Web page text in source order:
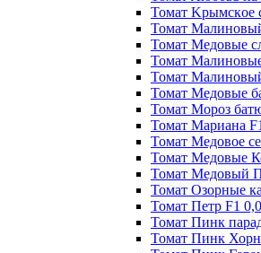
Томат Kpымcкoe
Томат
Томат Медовые
Томат
Томат
Томат Медовые
Томат Мороз
Томат Mapиaнa
Томат Meдoвoe
Томат Медовые
Томат Медовый
Томат Oзopныe
Томат Пeтp F1
Томат Пинк
Томат Пинк